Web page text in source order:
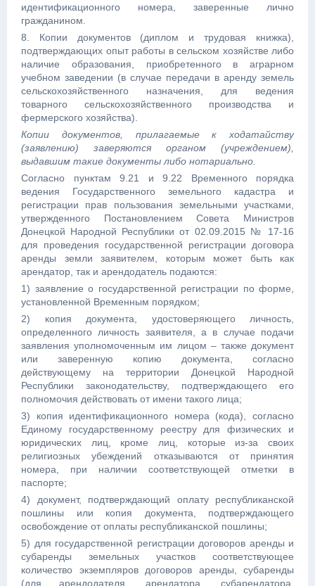
идентификационного номера, заверенные лично
гражданином.
8. Копии документов (диплом и трудовая книжка),
подтверждающих опыт работы в сельском хозяйстве либо
наличие образования, приобретенного в аграрном
учебном заведении (в случае передачи в аренду земель
сельскохозяйственного назначения, для ведения
товарного сельскохозяйственного производства и
фермерского хозяйства).
Копии документов, прилагаемые к ходатайству
(заявлению) заверяются органом (учреждением),
выдавшим такие документы либо нотариально.
Согласно пунктам 9.21 и 9.22 Временного порядка
ведения Государственного земельного кадастра и
регистрации прав пользования земельными участками,
утвержденного Постановлением Совета Министров
Донецкой Народной Республики от 02.09.2015 № 17-16
для проведения государственной регистрации договора
аренды земли заявителем, которым может быть как
арендатор, так и арендодатель подаются:
1) заявление о государственной регистрации по форме,
установленной Временным порядком;
2) копия документа, удостоверяющего личность,
определенного личность заявителя, а в случае подачи
заявления уполномоченным им лицом – также документ
или заверенную копию документа, согласно
действующему на территории Донецкой Народной
Республики законодательству, подтверждающего его
полномочия действовать от имени такого лица;
3) копия идентификационного номера (кода), согласно
Единому государственному реестру для физических и
юридических лиц, кроме лиц, которые из-за своих
религиозных убеждений отказываются от принятия
номера, при наличии соответствующей отметки в
паспорте;
4) документ, подтверждающий оплату республиканской
пошлины или копия документа, подтверждающего
освобождение от оплаты республиканской пошлины;
5) для государственной регистрации договоров аренды и
субаренды земельных участков соответствующее
количество экземпляров договоров аренды, субаренды
(для арендодателя, арендатора, субарендатора,